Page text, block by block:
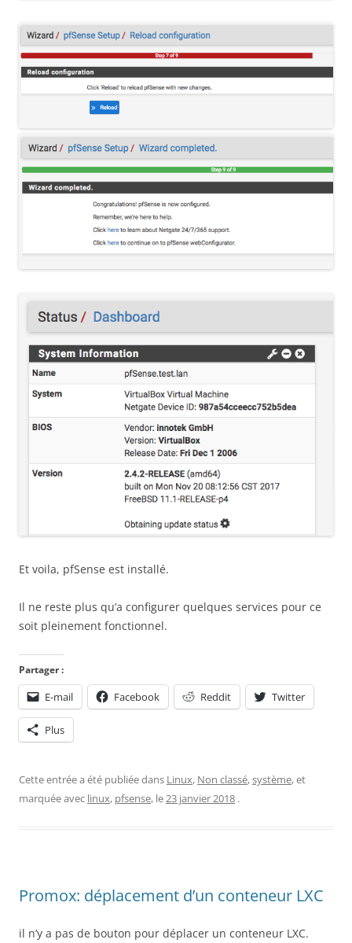
Et voila, pfSense est installé.
Il ne reste plus qu’a configurer quelques services pour ce
soit pleinement fonctionnel.
Partager :
E-mail Facebook Reddit Twitter
Plus
Cette entrée a été publiée dans Linux, Non classé,système, et
marquée avec linux, pfsense, le23 janvier 2018 .
Promox: déplacement d’un conteneur LXC
il n’y a pas de bouton pour déplacer un conteneur LXC.